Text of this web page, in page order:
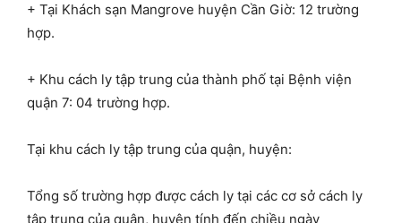
+ Tại Khách sạn Mangrove huyện Cần Giờ: 12 trường
hợp.
+ Khu cách ly tập trung của thành phố tại Bệnh viện
quận 7: 04 trường hợp.
Tại khu cách ly tập trung của quận, huyện:
Tổng số trường hợp được cách ly tại các cơ sở cách ly
tập trung của quận, huyện tính đến chiều ngày